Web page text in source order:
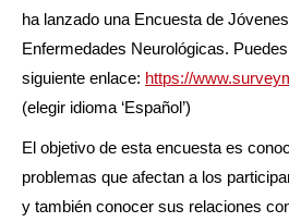
ha lanzado una Encuesta de
Enfermedades Neurológicas.
siguiente enlace: https://
(elegir idioma ‘Español’)
El objetivo de esta encuesta es
problemas que afectan a los
y también conocer sus relaciones